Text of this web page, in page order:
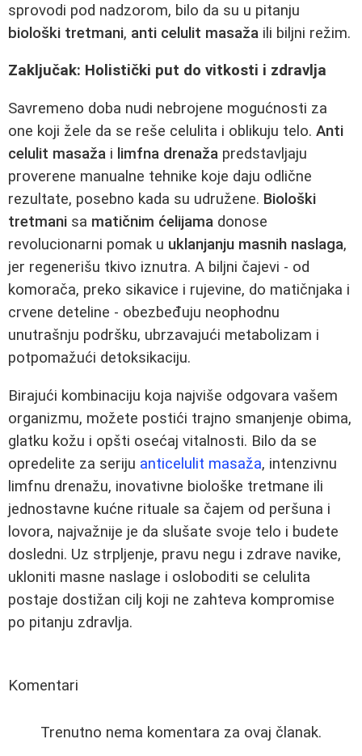
sprovodi pod nadzorom, bilo da su u pitanju
biološki tretmani, anti celulit masaža ili biljni režim.
Zaključak: Holistički put do vitkosti i zdravlja
Savremeno doba nudi nebrojene mogućnosti za
one koji žele da se reše celulita i oblikuju telo. Anti
celulit masaža i limfna drenaža predstavljaju
proverene manualne tehnike koje daju odlične
rezultate, posebno kada su udružene. Biološki
tretmani sa matičnim ćelijama donose
revolucionarni pomak u uklanjanju masnih naslaga,
jer regenerišu tkivo iznutra. A biljni čajevi - od
komorača, preko sikavice i rujevine, do matičnjaka i
crvene deteline - obezbeđuju neophodnu
unutrašnju podršku, ubrzavajući metabolizam i
potpomažući detoksikaciju.
Birajući kombinaciju koja najviše odgovara vašem
organizmu, možete postići trajno smanjenje obima,
glatku kožu i opšti osećaj vitalnosti. Bilo da se
opredelite za seriju anticelulit masaža, intenzivnu
limfnu drenažu, inovativne biološke tretmane ili
jednostavne kućne rituale sa čajem od peršuna i
lovora, najvažnije je da slušate svoje telo i budete
dosledni. Uz strpljenje, pravu negu i zdrave navike,
ukloniti masne naslage i osloboditi se celulita
postaje dostižan cilj koji ne zahteva kompromise
po pitanju zdravlja.
Komentari
Trenutno nema komentara za ovaj članak.